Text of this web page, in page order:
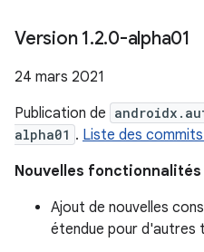
Version 1.2.0-alpha01
24 mars 2021
Publication de
alpha01 . Liste des
Nouvelles fonctionnalités
Ajout de nouvelles
étendue pour d'autres